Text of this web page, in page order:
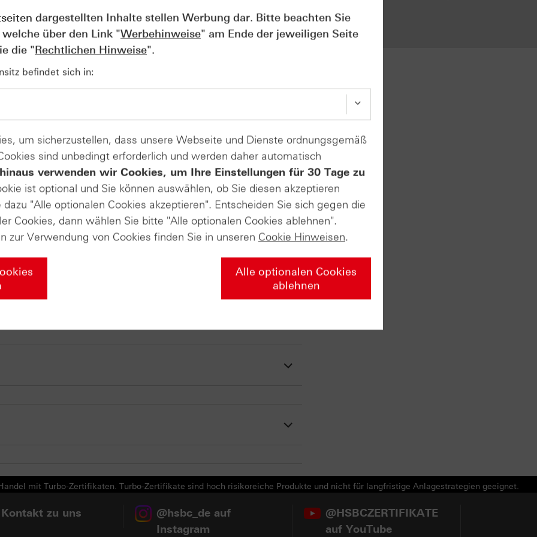
Ergebnisausblick
an
fehlender Nexperia-Chips sendet das chinesische Handelsministerium ein erstes
von Halbleitern, die in nahezu allen elektronischen Steuergeräten moderner
soll wieder zugelassen werden, sodass betroffene Unternehmen sich direkt an die
genehmigt werden, wird von der Behörde anhand der
Tagen zeigt sich damit für Volkswagen wieder eine positive
Handelsverlauf ein Kursplus von etwa 2,80 % verzeichnen. Konkrete Details zu
und ausländischen Unternehmen sind derzeit jedoch noch nicht bekannt. Zudem
Stellenstreichungen unter Druck.
Produkte auf
Volkswagen AG
mit Turbo-Zertifikaten. Turbo-Zertifikate sind hoch risikoreiche Produkte und nicht für langfristige Anlagestrategien geeignet.
zu uns
@hsbc_de auf
Instagram
@HSBCZERTIFIKATE
auf YouTube
dargestellten Inhalte stellen Werbung dar. Bitte beachten Sie
über den Link "Werbehinweise" am Ende der jeweiligen Seite
die "Rechtlichen Hinweise".
befindet sich in:
um sicherzustellen, dass unsere Webseite und Dienste ordnungsgemäß
sind unbedingt erforderlich und werden daher automatisch
verwenden wir Cookies, um Ihre Einstellungen für 30 Tage zu
ist optional und Sie können auswählen, ob Sie diesen akzeptieren
"Alle optionalen Cookies akzeptieren". Entscheiden Sie sich gegen die
Cookies, dann wählen Sie bitte "Alle optionalen Cookies ablehnen".
zur Verwendung von Cookies finden Sie in unseren Cookie Hinweisen.
Alle optionalen Cookies
ablehnen